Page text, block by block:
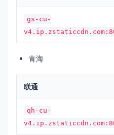
gs-cu-
青海
联通
qh-cu-